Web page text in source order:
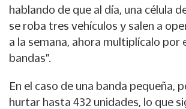
hablando de que al día, una célula
se roba tres vehículos y salen a
a la semana, ahora multiplícalo por
bandas”.
En el caso de una banda pequeña,
hurtar hasta 432 unidades, lo que